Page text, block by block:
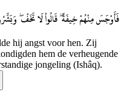
فَأَوْجَسَ مِنْهُمْ خِيفَةً ۖ قَالُوا۟ لَا تَخَفْ
hij angst voor hen. Zij
hem de verheugende
jongeling (Ishâq).